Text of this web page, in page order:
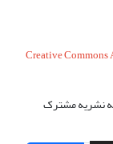
Creative
نشریه مشترک